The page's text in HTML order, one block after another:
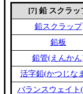
[7] 鉛 スクラッ
鉛スクラップ
鉛板
鉛管(えんかん
活字鉛(かつじな
バランスウェイト